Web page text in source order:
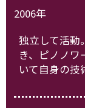
2006年
独立して活動
き、ピノノ
いて自身の技